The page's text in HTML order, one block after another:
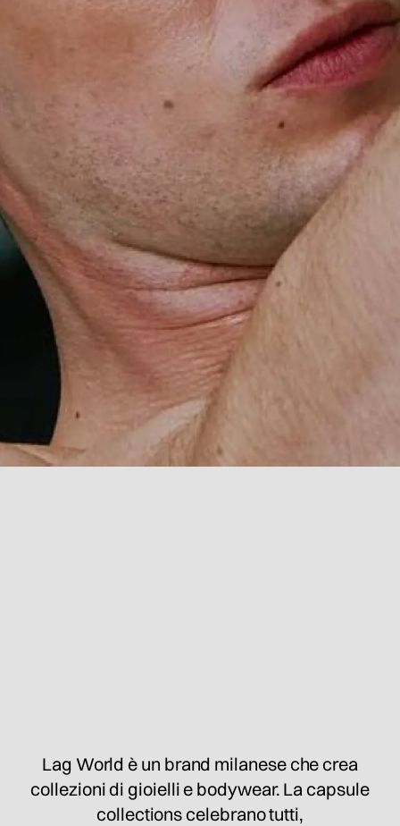
Lag World è un brand milanese che crea
collezioni di gioielli e bodywear. La capsule
collections celebrano tutti,